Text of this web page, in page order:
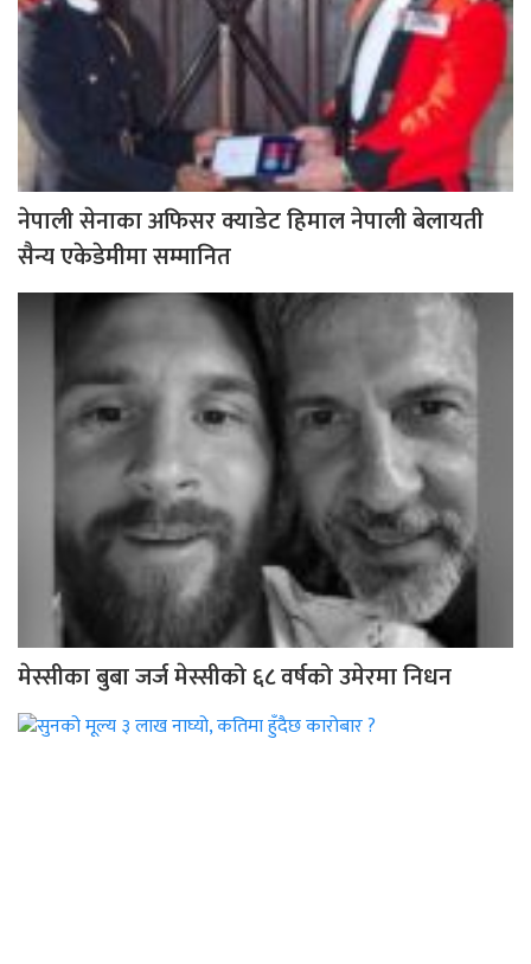
नेपाली सेनाका अफिसर क्याडेट हिमाल नेपाली बेलायती
सैन्य एकेडेमीमा सम्मानित
मेस्सीका बुबा जर्ज मेस्सीको ६८ वर्षको उमेरमा निधन